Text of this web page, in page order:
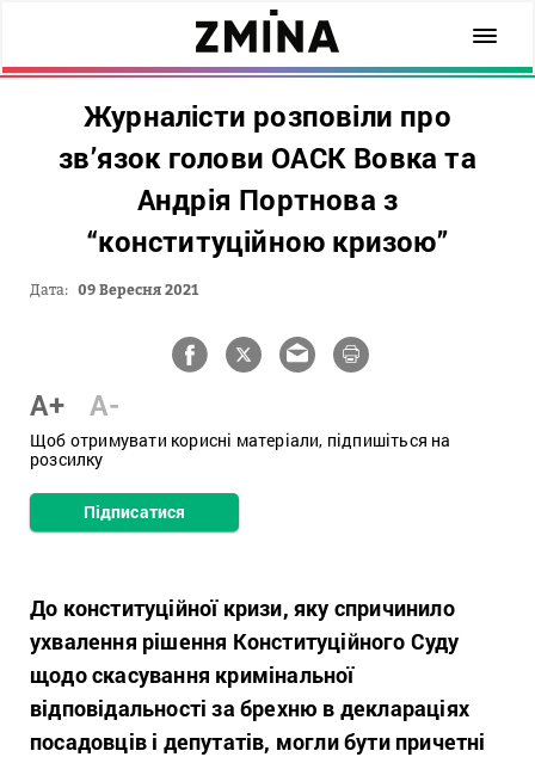
Журналісти розповіли про
зв’язок голови ОАСК Вовка та
Андрія Портнова з
“конституційною кризою”
Дата: 09 Вересня 2021
A+ A-
Щоб отримувати корисні матеріали, підпишіться на
розсилку
Підписатися
До конституційної кризи, яку спричинило
ухвалення рішення Конституційного Суду
щодо скасування кримінальної
відповідальності за брехню в деклараціях
посадовців і депутатів, могли бути причетні